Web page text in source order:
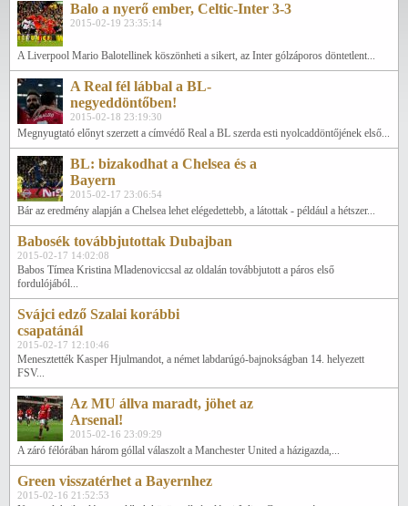
Balo a nyerő ember, Celtic-Inter 3-3
2015-02-19 23:35:14
A Liverpool Mario Balotellinek köszönheti a sikert, az Inter gólzáporos döntetlent...
A Real fél lábbal a BL-
negyeddöntőben!
2015-02-18 23:19:30
Megnyugtató előnyt szerzett a címvédő Real a BL szerda esti nyolcaddöntőjének első...
BL: bizakodhat a Chelsea és a
Bayern
2015-02-17 23:06:54
Bár az eredmény alapján a Chelsea lehet elégedettebb, a látottak - például a hétszer...
Babosék továbbjutottak Dubajban
2015-02-17 14:02:08
Babos Tímea Kristina Mladenoviccsal az oldalán továbbjutott a páros első
fordulójából...
Svájci edző Szalai korábbi
csapatánál
2015-02-17 12:10:46
Menesztették Kasper Hjulmandot, a német labdarúgó-bajnokságban 14. helyezett
FSV...
Az MU állva maradt, jöhet az
Arsenal!
2015-02-16 23:09:29
A záró félórában három góllal válaszolt a Manchester United a házigazda,...
Green visszatérhet a Bayernhez
2015-02-16 21:52:53